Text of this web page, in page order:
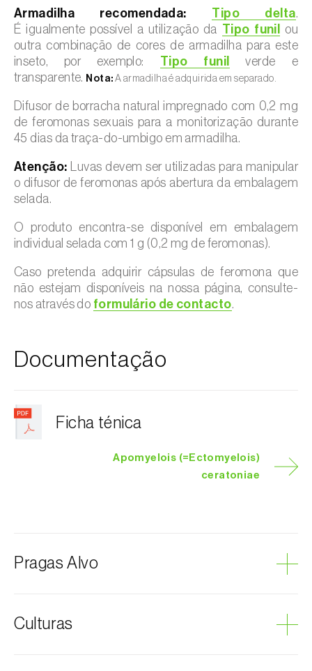
Armadilha recomendada: Tipo delta.
É igualmente possível a utilização da Tipo funil
ou
outra combinação de cores de armadilha para este
inseto, por exemplo: Tipo funil
verde e
transparente. Nota: A armadilha é adquirida em separado.
Difusor de borracha natural impregnado com 0,2 mg
de feromonas sexuais para a monitorização durante
45 dias da traça-do-umbigo em armadilha.
Atenção: Luvas devem ser utilizadas para manipular
o difusor de feromonas após abertura da embalagem
selada.
O produto encontra-se disponível em embalagem
individual selada com 1 g (0,2 mg de feromonas).
Caso pretenda adquirir cápsulas de feromona que
não estejam disponíveis na nossa página, consulte-
nos através do formulário de contacto.
Documentação
Ficha ténica
Apomyelois (=Ectomyelois)
ceratoniae
Pragas Alvo
Culturas